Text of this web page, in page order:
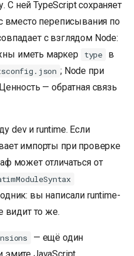
ней TypeScript сохраняет
вместо переписывания по
с взглядом Node:
иметь маркер
type
в
; Node при
— обратная связь
dev и runtime. Если
импорты при проверке
может отличаться от
вы написали runtime-
видит то же.
— ещё один